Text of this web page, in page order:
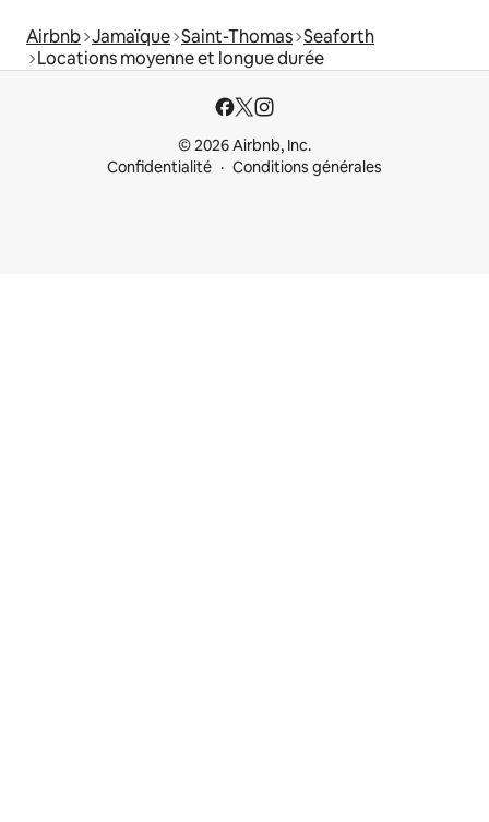
Airbnb Jamaïque Saint-Thomas Seaforth
Locations moyenne et longue durée
© 2026 Airbnb, Inc.
Confidentialité
Conditions générales